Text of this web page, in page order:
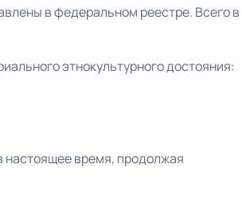
в федеральном реестре. Всего в
этнокультурного достояния:
настоящее время, продолжая